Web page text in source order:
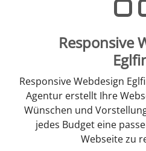
Responsive
Responsive Webdesign
Agentur erstellt Ihre
Wünschen und
jedes Budget eine
Webseite zu